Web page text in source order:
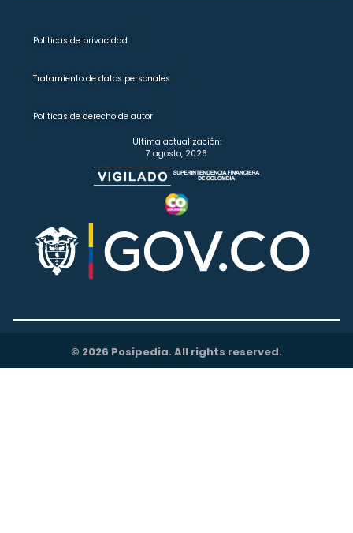
Políticas de privacidad
Tratamiento de datos personales
Políticas de derecho de autor
Última actualización:
7 agosto, 2026
© 2026 Posipedia. All rights reserved.